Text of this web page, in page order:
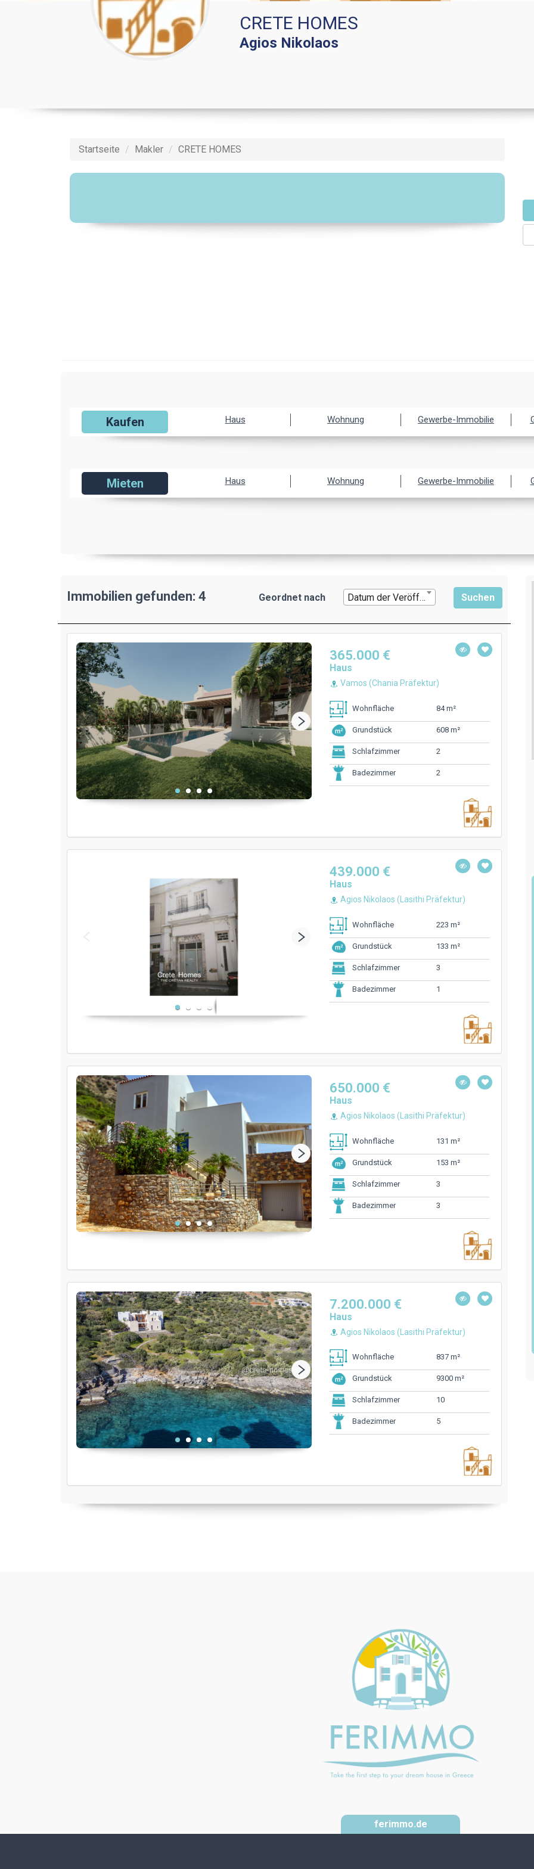
CRETE HOMES
Agios Nikolaos
Startseite Makler CRETE HOMES
Kaufen Haus Wohnung Gewerbe-Immobilie
Mieten Haus Wohnung Gewerbe-Immobilie
Immobilien gefunden: 4 Geordnet nach Datum der Veröffentlichung
365.000 €
Haus
Vamos (Chania Präfektur)
Wohnfläche 84 m²
Grundstück 608 m²
Schlafzimmer 2
Badezimmer 2
439.000 €
Haus
Agios Nikolaos (Lasithi Präfektur)
Wohnfläche 223 m²
Grundstück 133 m²
Schlafzimmer 3
Badezimmer 1
650.000 €
Haus
Agios Nikolaos (Lasithi Präfektur)
Wohnfläche 131 m²
Grundstück 153 m²
Schlafzimmer 3
Badezimmer 3
7.200.000 €
Haus
Agios Nikolaos (Lasithi Präfektur)
Wohnfläche 837 m²
Grundstück 9300 m²
Schlafzimmer 10
Badezimmer 5
ferimmo.de